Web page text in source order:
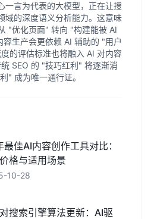
一言为代表的大模型，正在让搜
域的深度语义分析能力。这意味
"优化页面" 转向 "构建能被 AI
生产会更依赖 AI 辅助的 "用户
的评估标准也将融入 AI 对内容
SEO 的 "技巧红利" 将逐渐消
" 成为唯一通行证。
佳AI内容创作工具对比：
格与适用场景
10-28
搜索引擎算法更新：AI驱